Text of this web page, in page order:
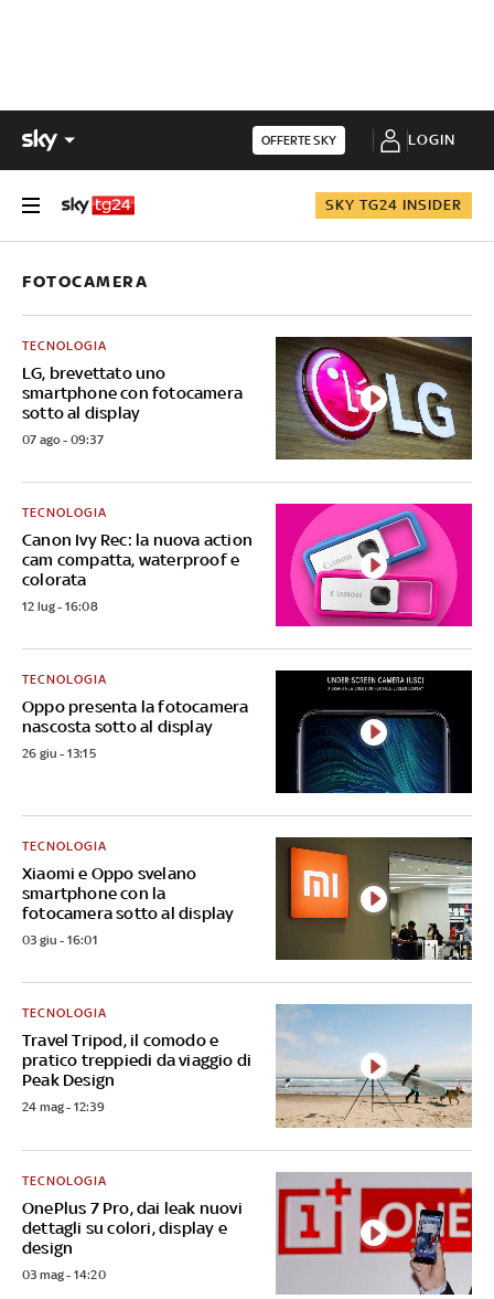
OFFERTE SKY LOGIN
SKY TG24 INSIDER
FOTOCAMERA
LG, brevettato uno
smartphone con fotocamera
sotto al display
TECNOLOGIA
07 ago - 09:37
Canon Ivy Rec: la nuova action
cam compatta, waterproof e
colorata
TECNOLOGIA
12 lug - 16:08
Oppo presenta la fotocamera
nascosta sotto al display
TECNOLOGIA
26 giu - 13:15
Xiaomi e Oppo svelano
smartphone con la
fotocamera sotto al display
TECNOLOGIA
03 giu - 16:01
Travel Tripod, il comodo e
pratico treppiedi da viaggio di
Peak Design
TECNOLOGIA
24 mag - 12:39
OnePlus 7 Pro, dai leak nuovi
dettagli su colori, display e
design
TECNOLOGIA
03 mag - 14:20